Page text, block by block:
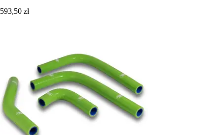
593,50 zł